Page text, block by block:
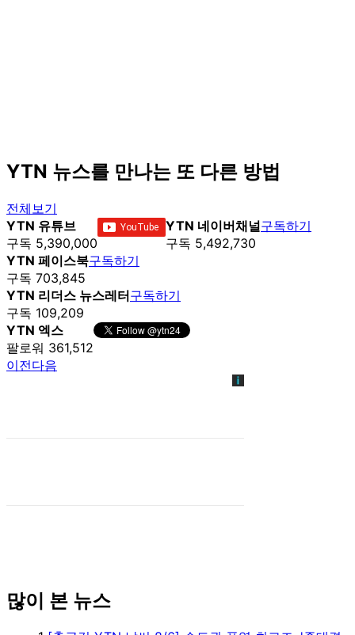
YTN 뉴스를 만나는 또 다른 방법
전체보기
YTN 유튜브
구독 5,390,000
YTN 네이버채널
구독 5,492,730
구독하기
YTN 페이스북
구독 703,845
구독하기
YTN 리더스 뉴스레터
구독 109,209
구독하기
YTN 엑스
팔로워 361,512
이전다음
많이 본 뉴스